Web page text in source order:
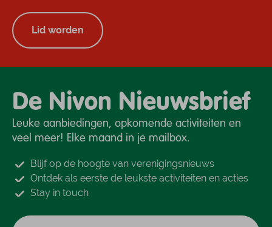
Lid worden
De Nivon Nieuwsbrief
Leuke aanbiedingen, opkomende activiteiten en
veel meer! Elke maand in je mailbox.
Blijf op de hoogte van verenigingsnieuws
Ontdek als eerste de leukste activiteiten en acties
Stay in touch